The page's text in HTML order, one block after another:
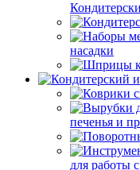
насадки
печенья и
для работы